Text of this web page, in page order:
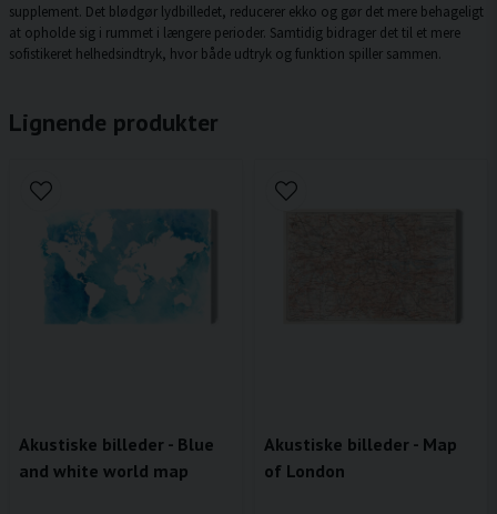
supplement. Det blødgør lydbilledet, reducerer ekko og gør det mere behageligt
at opholde sig i rummet i længere perioder. Samtidig bidrager det til et mere
sofistikeret helhedsindtryk, hvor både udtryk og funktion spiller sammen.
Lignende produkter
Akustiske billeder - Blue
and white world map
Akustiske billeder - Map
of London